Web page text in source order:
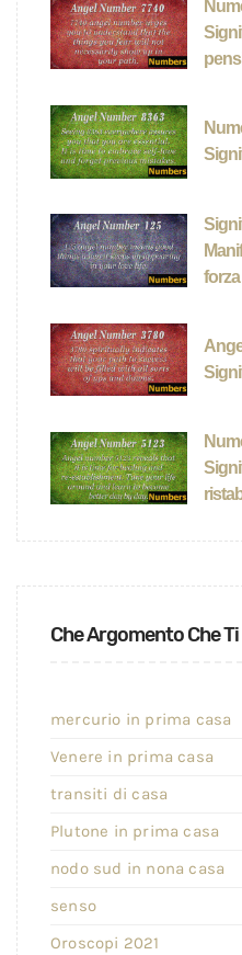
forza
Che Argomento Che
mercurio in prima casa
Venere in prima casa
transiti di casa
Plutone in prima casa
nodo sud in nona casa
senso
Oroscopi 2021